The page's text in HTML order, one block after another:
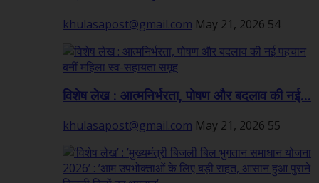
khulasapost@gmail.com May 21, 2026 54
विशेष लेख : आत्मनिर्भरता, पोषण और बदलाव की नई...
khulasapost@gmail.com May 21, 2026 55